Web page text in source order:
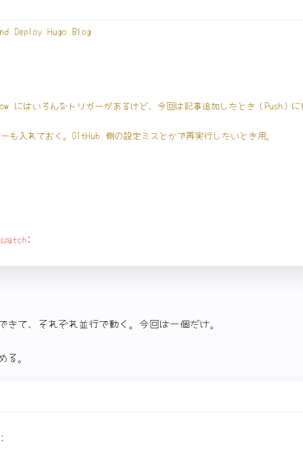
Deploy Hugo Blog
にはいろんなトリガーがあるけど、今回は記事追加したとき（Push）
も入れておく。GitHub 側の設定ミスとかで再実行したいとき用。
:
きて、それぞれ並行で動く。今回は一個だけ。
。
: